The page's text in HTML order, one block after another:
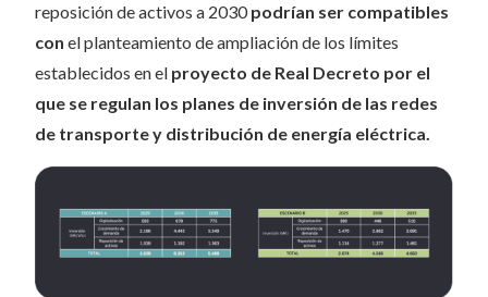
reposición de activos a 2030podrían ser compatibles
con el planteamiento de ampliación de los límites
establecidos en el proyecto de Real Decreto por el
que se regulan los planes de inversión de las redes
de transporte y distribución de energía eléctrica.